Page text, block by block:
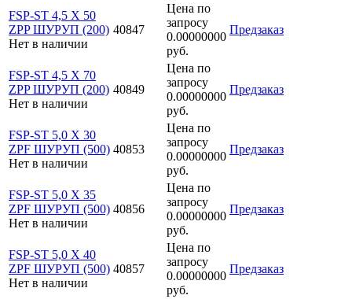
FSP-ST 4,5 X 50
ZPP ШУРУП (200)
Нет в наличии
40847
Цена по
запросу
0.00000000
руб.
Предзаказ
FSP-ST 4,5 X 70
ZPP ШУРУП (200)
Нет в наличии
40849
Цена по
запросу
0.00000000
руб.
Предзаказ
FSP-ST 5,0 X 30
ZPF ШУРУП (500)
Нет в наличии
40853
Цена по
запросу
0.00000000
руб.
Предзаказ
FSP-ST 5,0 X 35
ZPF ШУРУП (500)
Нет в наличии
40856
Цена по
запросу
0.00000000
руб.
Предзаказ
FSP-ST 5,0 X 40
ZPF ШУРУП (500)
Нет в наличии
40857
Цена по
запросу
0.00000000
руб.
Предзаказ